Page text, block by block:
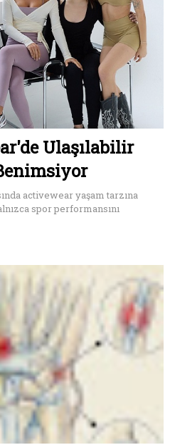
Ulaşılabilir
activewear yaşam tarzına
spor performansını